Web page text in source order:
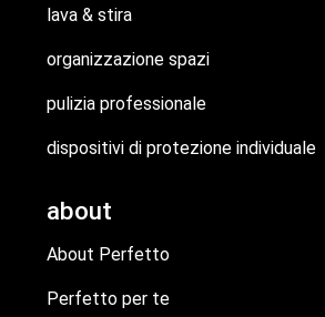
lava & stira
organizzazione spazi
pulizia professionale
dispositivi di protezione individuale
about
About Perfetto
Perfetto per te